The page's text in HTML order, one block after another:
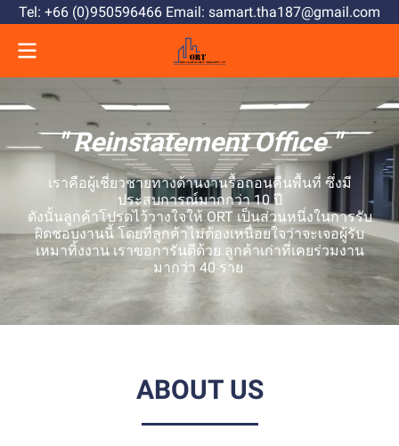
Tel: +66 (0)950596466 Email: samart.tha187@gmail.com
" Reinstatement Office "
เราคือผู้เชี่ยวชายทางด้านงานรื้อถอนคืนพื้นที่ ซึ่งมี
ประสบการณ์มากกว่า 10 ปี
ดังนั้นลูกค้าโปรดไว้วางใจให้ ORT เป็นส่วนหนึ่งในการรับ
ผิดชอบงานนี้ โดยที่ลูกค้าไม่ต้องเหนื่อยใจว่าจะเจอผู้รับ
เหมาทิ้งงาน เราขอการันตีด้วย ลูกค้าเก่าที่เคยร่วมงาน
มากว่า 40 ราย
ABOUT US